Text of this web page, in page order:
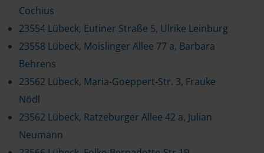
Cochius
23554 Lübeck, Eutiner Straße 5, Ulrike Leinburg
23558 Lübeck, Moislinger Allee 77 a, Barbara
Behrens
23562 Lübeck, Maria-Goeppert-Str. 3, Frauke
Nödl
23562 Lübeck, Ratzeburger Allee 42 a, Julian
Neumann